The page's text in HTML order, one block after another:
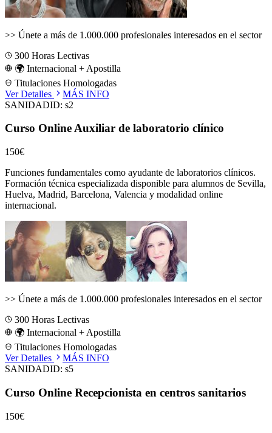
>> Únete a más de 1.000.000 profesionales interesados en el sector
300 Horas Lectivas
🌍 Internacional + Apostilla
Titulaciones Homologadas
Ver Detalles
MÁS INFO
SANIDADID: s2
Curso Online Auxiliar de laboratorio clínico
150€
Funciones fundamentales como ayudante de laboratorios clínicos.
Formación técnica especializada disponible para alumnos de Sevilla,
Huelva, Madrid, Barcelona, Valencia y modalidad online
internacional.
>> Únete a más de 1.000.000 profesionales interesados en el sector
300 Horas Lectivas
🌍 Internacional + Apostilla
Titulaciones Homologadas
Ver Detalles
MÁS INFO
SANIDADID: s5
Curso Online Recepcionista en centros sanitarios
150€